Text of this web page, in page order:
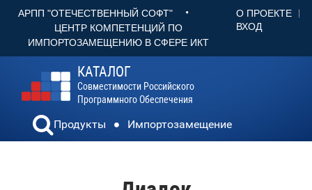
АРПП "ОТЕЧЕСТВЕННЫЙ СОФТ" •
ЦЕНТР КОМПЕТЕНЦИЙ ПО
ИМПОРТОЗАМЕЩЕНИЮ В СФЕРЕ ИКТ
О ПРОЕКТЕ
ВХОД
КАТАЛОГ
Совместимости Российского
Программного Обеспечения
Продукты Импортозамещение